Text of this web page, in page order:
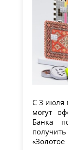
С 3 июля
могут
Банка